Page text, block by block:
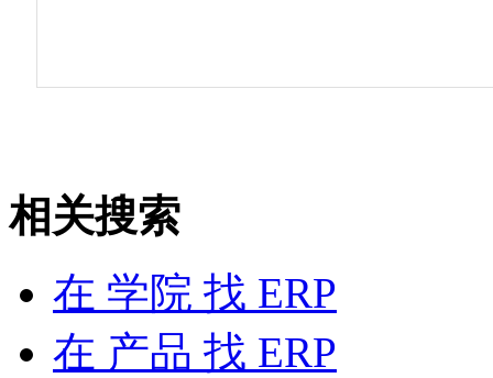
相关搜索
在 学院 找 ERP
在 产品 找 ERP